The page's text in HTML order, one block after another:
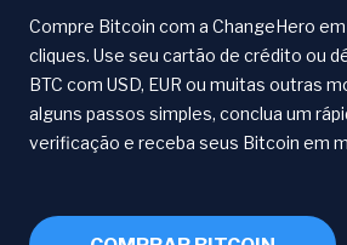
Compre Bitcoin com a ChangeHero
cliques. Use seu cartão de crédito ou
BTC com USD, EUR ou muitas outras
alguns passos simples, conclua um
verificação e receba seus Bitcoin em